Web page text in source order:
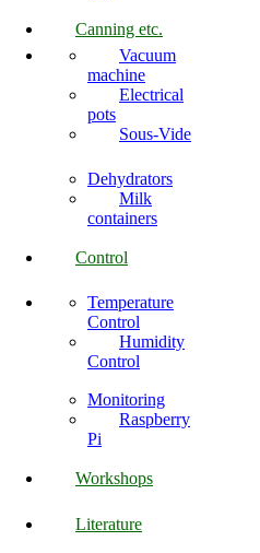
Canning etc.
Vacuum
machine
Electrical
pots
Sous-Vide
Dehydrators
Milk
containers
Control
Temperature
Control
Humidity
Control
Monitoring
Raspberry
Pi
Workshops
Literature